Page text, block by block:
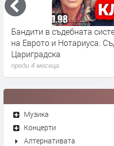
Бандити в съдебната
на Еврото и Нотариуса.
Цариградска
преди 4 месеца
Музика
Концерти
Алтернативата